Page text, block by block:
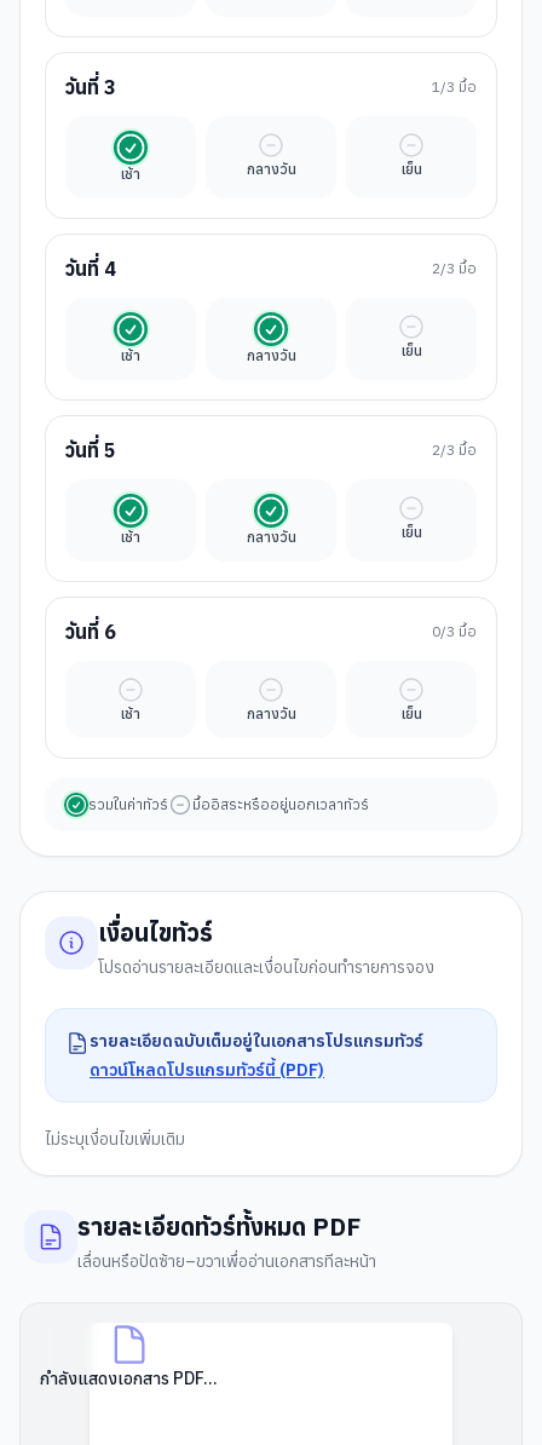
วันที่ 3 1/3 มื้อ
เช้า
รวมในค่าทัวร์
กลางวัน
มื้ออิสระ
เย็น
มื้ออิสระ
วันที่ 4 2/3 มื้อ
เช้า
รวมในค่าทัวร์
กลางวัน
รวมในค่าทัวร์
เย็น
มื้ออิสระ
วันที่ 5 2/3 มื้อ
เช้า
รวมในค่าทัวร์
กลางวัน
รวมในค่าทัวร์
เย็น
มื้ออิสระ
วันที่ 6 0/3 มื้อ
เช้า
มื้ออิสระ
กลางวัน
มื้ออิสระ
เย็น
มื้ออิสระ
รวมในค่าทัวร์ มื้ออิสระหรืออยู่นอกเวลาทัวร์
เงื่อนไขทัวร์
โปรดอ่านรายละเอียดและเงื่อนไขก่อนทำรายการจอง
รายละเอียดฉบับเต็มอยู่ในเอกสารโปรแกรมทัวร์
ดาวน์โหลดโปรแกรมทัวร์นี้ (PDF)
ไม่ระบุเงื่อนไขเพิ่มเติม
รายละเอียดทัวร์ทั้งหมด PDF
เลื่อนหรือปัดซ้าย–ขวาเพื่ออ่านเอกสารทีละหน้า
กำลังแสดงเอกสาร PDF...